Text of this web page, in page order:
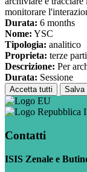
monitorare
Durata: 6 months
Nome: YSC
Tipologia: analitico
Proprieta: terze parti
Descrizione: Per
Durata: Sessione
Accetta tutti Salva
Contatti
ISIS Zenale e